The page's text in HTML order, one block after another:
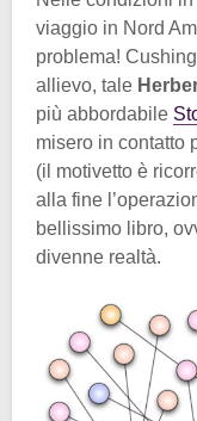
viaggio in Nord
problema!
allievo, tale
più abbordabile
misero in contatto
(il motivetto è
alla fine
bellissimo libro,
divenne realtà.